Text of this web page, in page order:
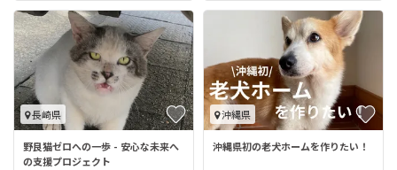
長崎県
野良猫ゼロへの一歩 - 安心な未来へ
の支援プロジェクト
沖縄県
沖縄県初の老犬ホームを作りたい！